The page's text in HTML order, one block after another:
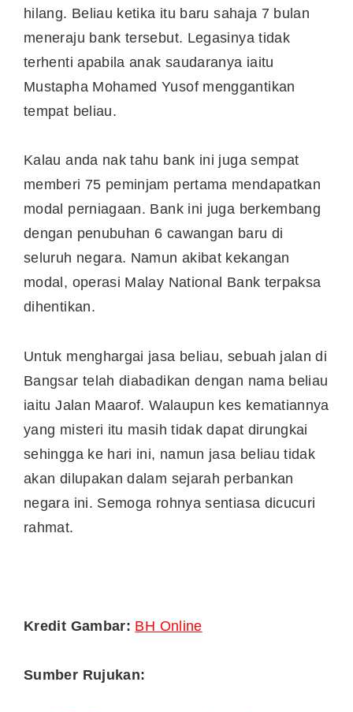
hilang. Beliau ketika itu baru sahaja 7 bulan
meneraju bank tersebut. Legasinya tidak
terhenti apabila anak saudaranya iaitu
Mustapha Mohamed Yusof menggantikan
tempat beliau.
Kalau anda nak tahu bank ini juga sempat
memberi 75 peminjam pertama mendapatkan
modal perniagaan. Bank ini juga berkembang
dengan penubuhan 6 cawangan baru di
seluruh negara. Namun akibat kekangan
modal, operasi Malay National Bank terpaksa
dihentikan.
Untuk menghargai jasa beliau, sebuah jalan di
Bangsar telah diabadikan dengan nama beliau
iaitu Jalan Maarof. Walaupun kes kematiannya
yang misteri itu masih tidak dapat dirungkai
sehingga ke hari ini, namun jasa beliau tidak
akan dilupakan dalam sejarah perbankan
negara ini. Semoga rohnya sentiasa dicucuri
rahmat.
Kredit Gambar: BH Online
Sumber Rujukan: